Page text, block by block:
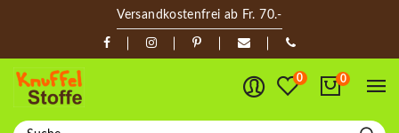
Versandkostenfrei ab Fr. 70.-
0 0